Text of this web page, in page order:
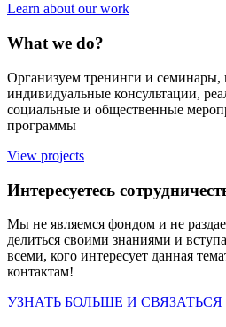
Learn about our work
What we do?
Организуем тренинги и семинары,
индивидуальные консультации,
социальные и общественные
программы
View projects
Интересуетесь
Мы не являемся фондом и не
делиться своими знаниями и
всеми, кого интересует данная
контактам!
УЗНАТЬ БОЛЬШЕ И